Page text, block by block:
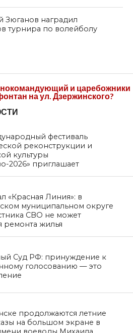
Зюганов наградил
турнира по волейболу
и царебожники
на ул. Дзержинского?
фестиваль
реконструкции и
культуры
2026» приглашает
«Красная Линия»: в
муниципальном округе
СВО не может
ремонта жилья
Суд РФ: принуждение к
голосованию — это
продолжаются летние
на большом экране в